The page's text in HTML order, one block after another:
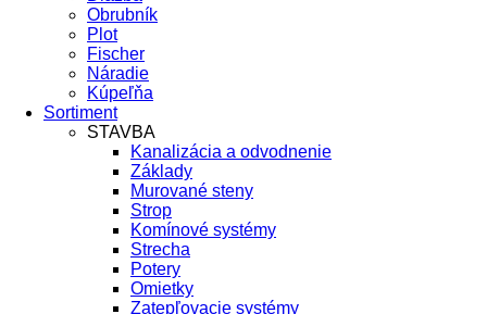
Obrubník
Plot
Fischer
Náradie
Kúpeľňa
Sortiment
STAVBA
Kanalizácia a odvodnenie
Základy
Murované steny
Strop
Komínové systémy
Strecha
Potery
Omietky
Zatepľovacie systémy